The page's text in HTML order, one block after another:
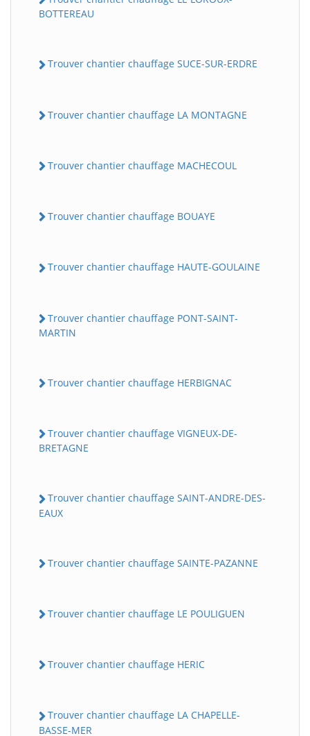
BOTTEREAU
Trouver chantier chauffage SUCE-SUR-ERDRE
Trouver chantier chauffage LA MONTAGNE
Trouver chantier chauffage MACHECOUL
Trouver chantier chauffage BOUAYE
Trouver chantier chauffage HAUTE-GOULAINE
Trouver chantier chauffage PONT-SAINT-
MARTIN
Trouver chantier chauffage HERBIGNAC
Trouver chantier chauffage VIGNEUX-DE-
BRETAGNE
Trouver chantier chauffage SAINT-ANDRE-DES-
EAUX
Trouver chantier chauffage SAINTE-PAZANNE
Trouver chantier chauffage LE POULIGUEN
Trouver chantier chauffage HERIC
Trouver chantier chauffage LA CHAPELLE-
BASSE-MER